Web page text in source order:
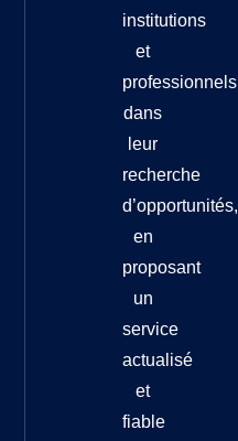
institutions
et
professionnels
dans
leur
recherche
d’opportunités,
en
proposant
un
service
actualisé
et
fiable